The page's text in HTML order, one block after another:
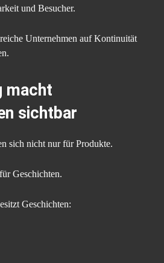
und Besucher.
Unternehmen auf Kontinuität
macht
sichtbar
sich nicht nur für Produkte.
Geschichten.
Geschichten: